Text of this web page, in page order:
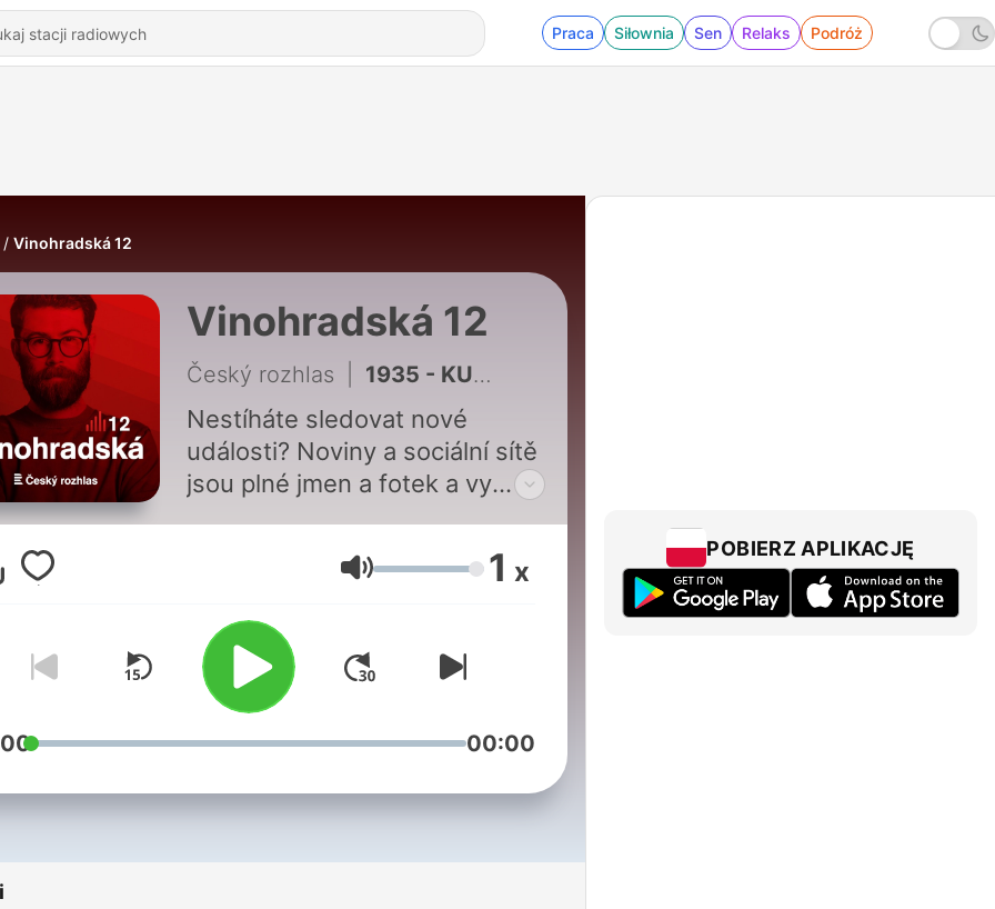
Praca Siłownia Sen Relaks Podróż
Vinohradská 12
Vinohradská 12
Český rozhlas 1935 - KUCIAK, V. díl: Ave Kočner
Nestíháte sledovat nové
události? Noviny a sociální sítě
jsou plné jmen a fotek a vy
podcast Českého rozhlasu
Vinohradská 12, který
Skalického, vysvětlí aktuální
témata v souvislostech.
Najdete jej také na našem
zpravodajském webu
aplikaci mujRozhlas a v dalších
Głośność 1 x
00:00
POBIERZ APLIKACJĘ